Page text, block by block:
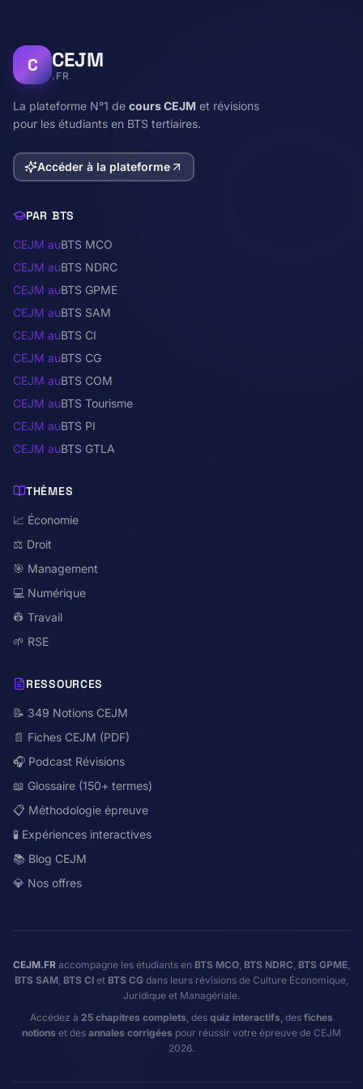
C CEJM
.FR
La plateforme N°1 de cours CEJM et révisions
pour les étudiants en BTS tertiaires.
Accéder à la plateforme
PAR BTS
CEJM auBTS MCO
CEJM auBTS NDRC
CEJM auBTS GPME
CEJM auBTS SAM
CEJM auBTS CI
CEJM auBTS CG
CEJM auBTS COM
CEJM auBTS Tourisme
CEJM auBTS PI
CEJM auBTS GTLA
THÈMES
📈 Économie
⚖️ Droit
🎯 Management
💻 Numérique
👷 Travail
🌱 RSE
RESSOURCES
📝 349 Notions CEJM
📄 Fiches CEJM (PDF)
🎧 Podcast Révisions
📖 Glossaire (150+ termes)
📋 Méthodologie épreuve
🧪 Expériences interactives
📚 Blog CEJM
💎 Nos offres
CEJM.FR accompagne les étudiants en BTS MCO, BTS NDRC, BTS GPME,
BTS SAM, BTS CI et BTS CG dans leurs révisions de Culture Économique,
Juridique et Managériale.
Accédez à 25 chapitres complets, des quiz interactifs, des fiches
notions et des annales corrigées pour réussir votre épreuve de CEJM
2026.